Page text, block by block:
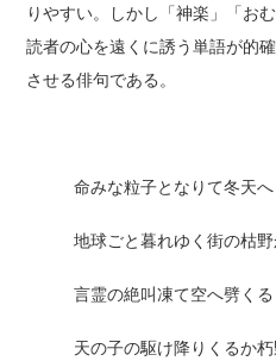
りやすい。しかし「神楽」「お
読者の心を遠くに誘う単語が的
させる俳句である。
命みな粒子となりて冬天へ
地球ごと暮れゆく街の枯
言霊の絶叫凍て空へ劈くる
天の子の駆け降りくるか